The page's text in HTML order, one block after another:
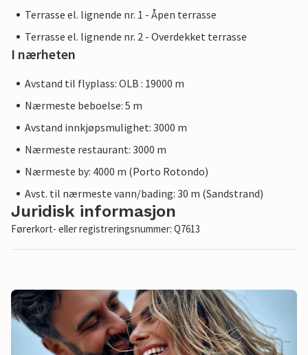
Terrasse el. lignende nr. 1 - Åpen terrasse
Terrasse el. lignende nr. 2 - Overdekket terrasse
I nærheten
Avstand til flyplass: OLB : 19000 m
Nærmeste beboelse: 5 m
Avstand innkjøpsmulighet: 3000 m
Nærmeste restaurant: 3000 m
Nærmeste by: 4000 m (Porto Rotondo)
Avst. til nærmeste vann/bading: 30 m (Sandstrand)
Juridisk informasjon
Førerkort- eller registreringsnummer: Q7613